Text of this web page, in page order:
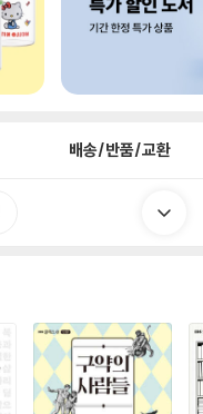
배송/반품/교환